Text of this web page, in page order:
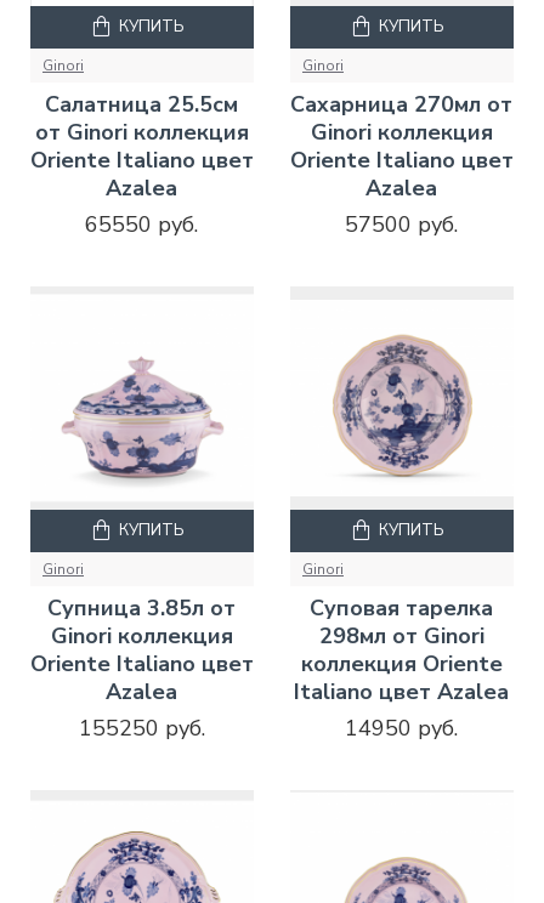
Ginori
Салатница 25.5см
от Ginori коллекция
Oriente Italiano цвет
Azalea
65550 руб.
КУПИТЬ
Ginori
Сахарница 270мл от
Ginori коллекция
Oriente Italiano цвет
Azalea
57500 руб.
КУПИТЬ
Ginori
Супница 3.85л от
Ginori коллекция
Oriente Italiano цвет
Azalea
155250 руб.
КУПИТЬ
Ginori
Суповая тарелка
298мл от Ginori
коллекция Oriente
Italiano цвет Azalea
14950 руб.
КУПИТЬ